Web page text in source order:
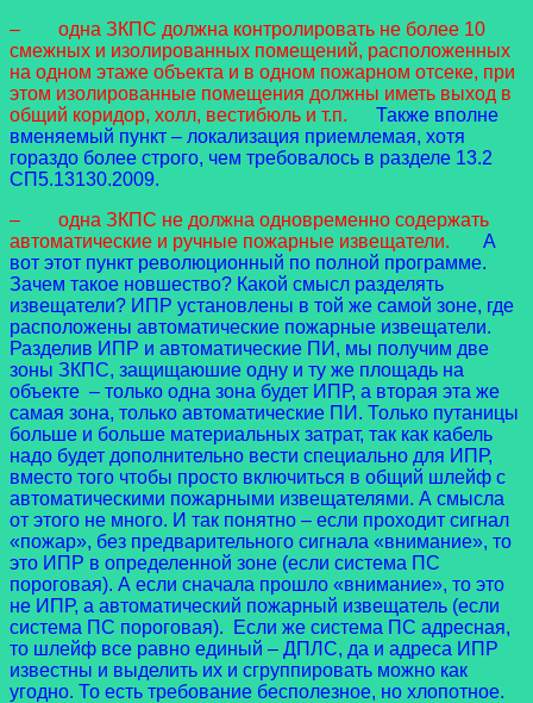
– одна ЗКПС должна контролировать не более 10
смежных и изолированных помещений, расположенных
на одном этаже объекта и в одном пожарном отсеке, при
этом изолированные помещения должны иметь выход в
общий коридор, холл, вестибюль и т.п.
Также вполне
вменяемый пункт – локализация приемлемая, хотя
гораздо более строго, чем требовалось в разделе 13.2
СП5.13130.2009.
– одна ЗКПС не должна одновременно содержать
автоматические и ручные пожарные извещатели.
А
вот этот пункт революционный по полной программе.
Зачем такое новшество? Какой смысл разделять
извещатели? ИПР установлены в той же самой зоне, где
расположены автоматические пожарные извещатели.
Разделив ИПР и автоматические ПИ, мы получим две
зоны ЗКПС, защищаюшие одну и ту же площадь на
объекте – только одна зона будет ИПР, а вторая эта же
самая зона, только автоматические ПИ. Только путаницы
больше и больше материальных затрат, так как кабель
надо будет дополнительно вести специально для ИПР,
вместо того чтобы просто включиться в общий шлейф с
автоматическими пожарными извещателями. А смысла
от этого не много. И так понятно – если проходит сигнал
«пожар», без предварительного сигнала «внимание», то
это ИПР в определенной зоне (если система ПС
пороговая). А если сначала прошло «внимание», то это
не ИПР, а автоматический пожарный извещатель (если
система ПС пороговая). Если же система ПС адресная,
то шлейф все равно единый – ДПЛС, да и адреса ИПР
известны и выделить их и сгруппировать можно как
угодно. То есть требование бесполезное, но хлопотное.